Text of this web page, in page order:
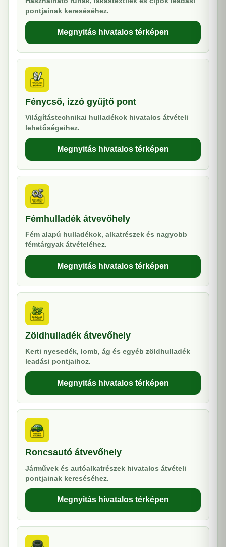
pontjainak kereséséhez.
Megnyitás hivatalos térképen
Fénycső, izzó gyűjtő pont
Világítástechnikai hulladékok hivatalos átvételi
lehetőségeihez.
Megnyitás hivatalos térképen
Fémhulladék átvevőhely
Fém alapú hulladékok, alkatrészek és nagyobb
fémtárgyak átvételéhez.
Megnyitás hivatalos térképen
Zöldhulladék átvevőhely
Kerti nyesedék, lomb, ág és egyéb zöldhulladék
leadási pontjaihoz.
Megnyitás hivatalos térképen
Roncsautó átvevőhely
Járművek és autóalkatrészek hivatalos átvételi
pontjainak kereséséhez.
Megnyitás hivatalos térképen